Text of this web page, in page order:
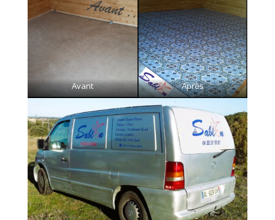
Avant Après